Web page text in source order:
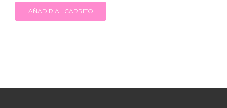
AÑADIR AL CARRITO